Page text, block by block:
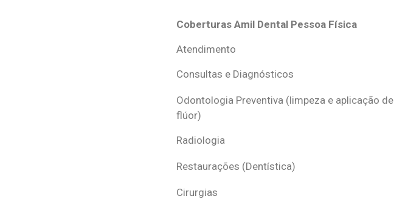
Coberturas Amil Dental Pessoa Física
Coberturas Amil Dental Pessoa Física
Atendimento
Consultas e Diagnósticos
Odontologia Preventiva (limpeza e aplicação de
flúor)
Radiologia
Restaurações (Dentística)
Cirurgias